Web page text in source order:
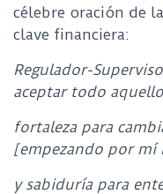
célebre oración de
clave financiera:
Regulador-
aceptar todo
fortaleza para
[empezando por mí
y sabiduría para